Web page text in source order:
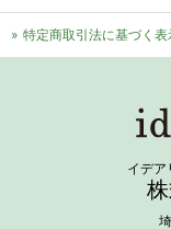
イデア
特定商取引法に基づく表